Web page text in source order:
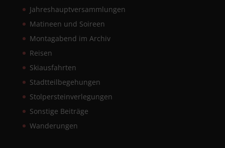
Jahreshauptversammlungen
Matineen und Soireen
Montagabend im Archiv
Reisen
Skiausfahrten
Stadtteilbegehungen
Stolpersteinverlegungen
Sonstige Beiträge
Wanderungen